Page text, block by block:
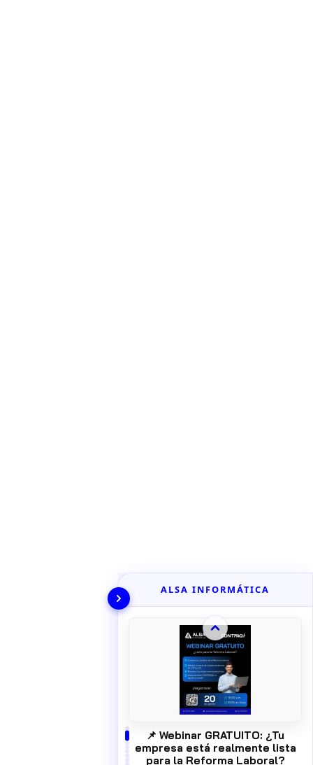
ALSA INFORMÁTICA
📌 Webinar GRATUITO: ¿Tu
empresa está realmente lista
para la Reforma Laboral?